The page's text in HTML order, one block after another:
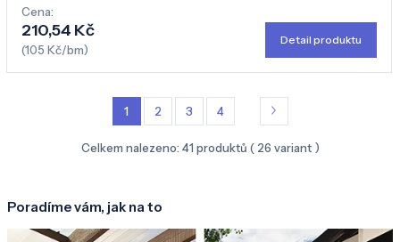
Cena:
210,54 Kč
(105 Kč/bm)
Detail produktu
1 2 3 4
Celkem nalezeno: 41 produktů ( 26 variant )
Poradíme vám, jak na to